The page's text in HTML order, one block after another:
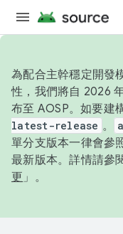
為配合主幹穩定開發
性，我們將自 2026
布至 AOSP。如要建
latest-release 。
單分支版本一律會參
最新版本。詳情請參
更 」。